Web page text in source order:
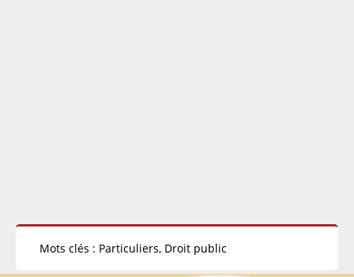
Mots clés : Particuliers, Droit public